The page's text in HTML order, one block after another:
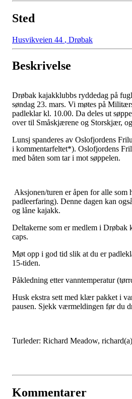
Sted
Husvikveien 44 , Drøbak
Beskrivelse
Drøbak kajakklubbs ryddedag på
søndag 23. mars. Vi møtes på
padleklar kl. 10.00. Da deles ut
over til Småskjærene og Storskjær,
Lunsj spanderes av Oslofjordens
i kommentarfeltet*). Oslofjordens
med båten som tar i mot søppelen.
Aksjonen/turen er åpen for alle som
padleerfaring). Denne dagen kan
og låne kajakk.
Deltakerne som er medlem i
caps.
Møt opp i god tid slik at du er
15-tiden.
Påkledning etter vanntemperatur
Husk ekstra sett med klær pakket i
pausen. Sjekk værmeldingen før du
Turleder: Richard Meadow,
Kommentarer